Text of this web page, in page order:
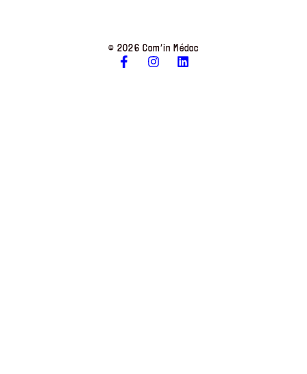
© 2026 Com’in Médoc